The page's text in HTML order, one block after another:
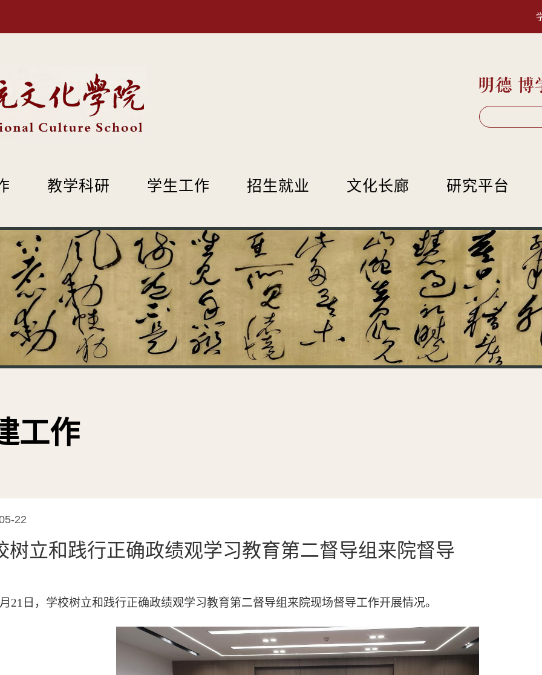
教学科研 学生工作 招生就业 文化长廊 研究平台
工作
22
树立和践行正确政绩观学习教育第二督导组来院督导
21日，学校树立和践行正确政绩观学习教育第二督导组来院现场督导工作开展情况。